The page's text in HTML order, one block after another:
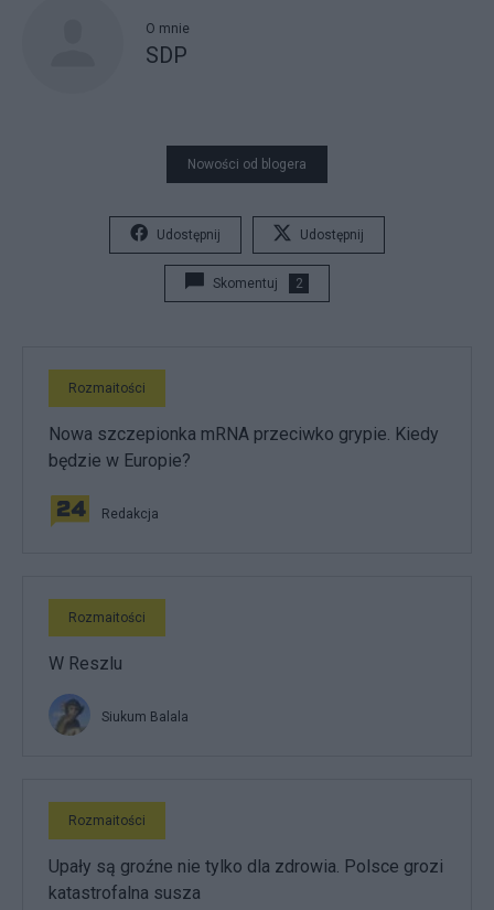
O mnie
SDP
Nowości od blogera
Udostępnij Udostępnij
Skomentuj 2
Rozmaitości
Nowa szczepionka mRNA przeciwko grypie. Kiedy
będzie w Europie?
Redakcja
Rozmaitości
W Reszlu
Siukum Balala
Rozmaitości
Upały są groźne nie tylko dla zdrowia. Polsce grozi
katastrofalna susza